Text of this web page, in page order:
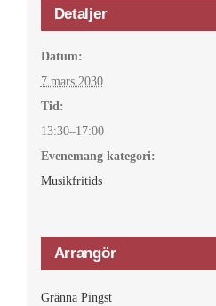
Detaljer
Datum:
7 mars 2030
Tid:
13:30–17:00
Evenemang kategori:
Musikfritids
Arrangör
Gränna Pingst